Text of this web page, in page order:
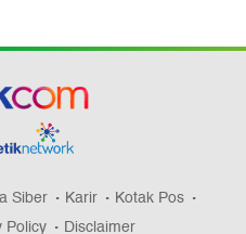
Siber Karir
Kotak Pos
Policy Disclaimer